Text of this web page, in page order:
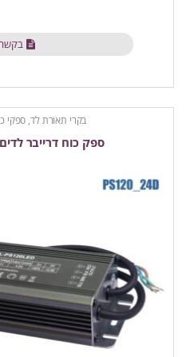
בקרי תאורת לד, ספקי
ספק כוח דרייבר